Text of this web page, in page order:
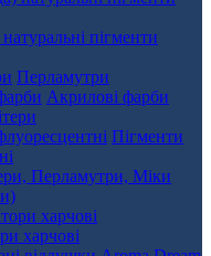
пігменти
Перламутри
Акрилові фарби
Пігменти
харчові